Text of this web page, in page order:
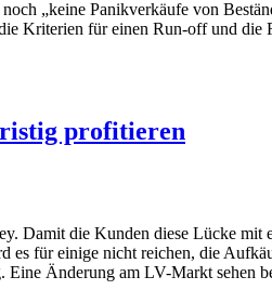
„keine Panikverkäufe von
Kriterien für einen Run-off und die
profitieren
Damit die Kunden diese Lücke mit
es für einige nicht reichen, die
Änderung am LV-Markt sehen